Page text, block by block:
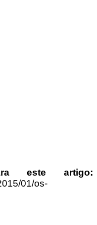
este artigo:
01/os-